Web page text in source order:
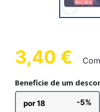
3,40 €
Beneficie de um
por 18 -5%